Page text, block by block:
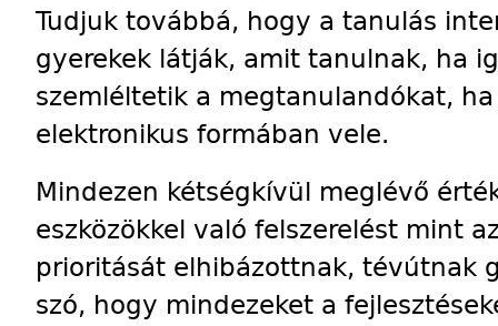
Tudjuk továbbá, hogy a tanulás
gyerekek látják, amit tanulnak, ha
szemléltetik a megtanulandókat,
elektronikus formában vele.
Mindezen kétségkívül meglévő
eszközökkel való felszerelést mint
prioritását elhibázottnak, tév­útnak
szó, hogy mindezeket a